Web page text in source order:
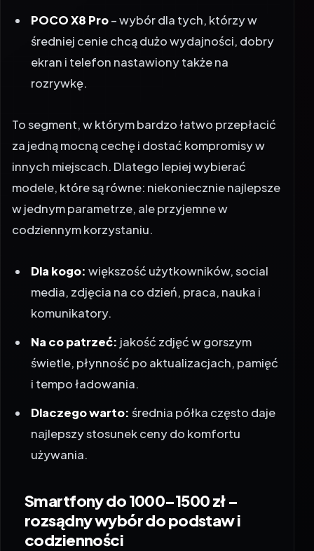
POCO X8 Pro– wybór dla tych, którzy w
średniej cenie chcą dużo wydajności, dobry
ekran i telefon nastawiony także na
rozrywkę.
To segment, w którym bardzo łatwo przepłacić
za jedną mocną cechę i dostać kompromisy w
innych miejscach. Dlatego lepiej wybierać
modele, które są równe: niekoniecznie najlepsze
w jednym parametrze, ale przyjemne w
codziennym korzystaniu.
Dla kogo: większość użytkowników, social
media, zdjęcia na co dzień, praca, nauka i
komunikatory.
Na co patrzeć: jakość zdjęć w gorszym
świetle, płynność po aktualizacjach, pamięć
i tempo ładowania.
Dlaczego warto: średnia półka często daje
najlepszy stosunek ceny do komfortu
używania.
Smartfony do 1000–1500 zł –
rozsądny wybór do podstaw i
codzienności